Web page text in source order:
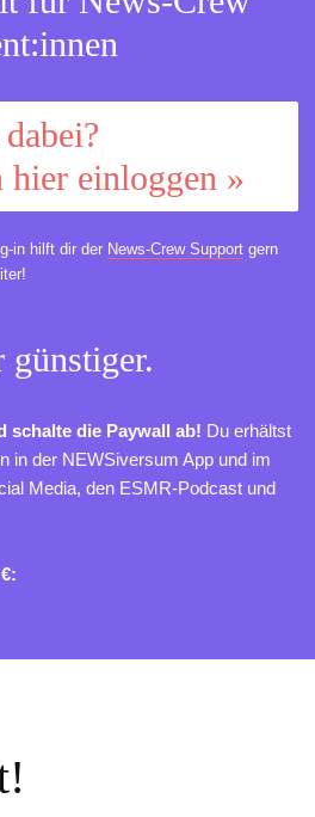
hier einloggen »
in hilft dir der News-Crew Supportgern
schalte die Paywall ab! Du erhältst
in der NEWSiversum App und im
Media, den ESMR-Podcast und